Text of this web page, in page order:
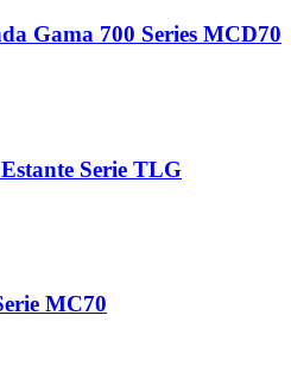
Gama 700 Series MCD70
Serie TLG
MC70